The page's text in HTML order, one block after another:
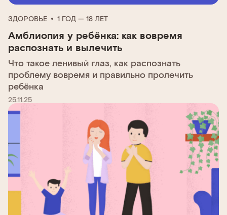
ЗДОРОВЬЕ 1 ГОД — 18 ЛЕТ
Амблиопия у ребёнка: как вовремя
распознать и вылечить
Что такое ленивый глаз, как распознать
проблему вовремя и правильно пролечить
ребёнка
25.11.25